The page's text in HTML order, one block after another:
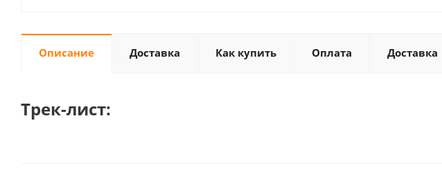
Описание Доставка Как купить Оплата Доставка
Трек-лист: